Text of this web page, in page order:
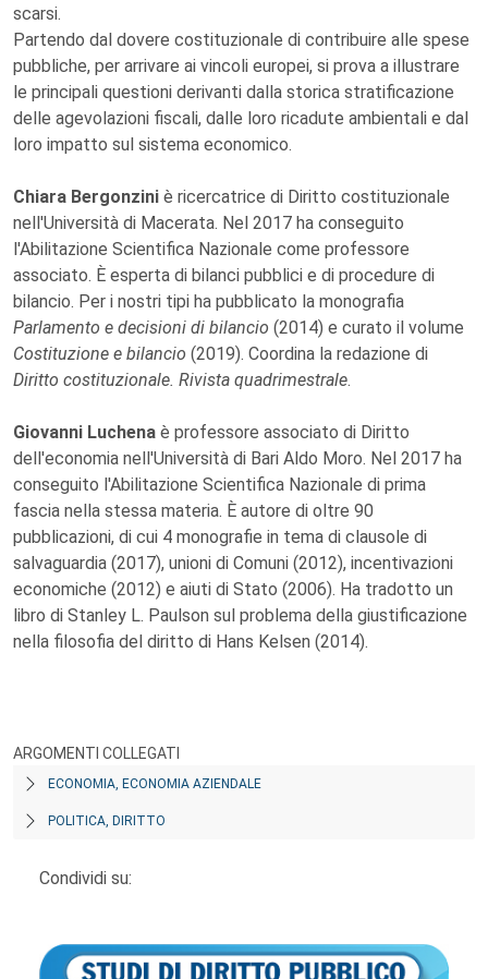
scarsi.
Partendo dal dovere costituzionale di contribuire alle spese
pubbliche, per arrivare ai vincoli europei, si prova a illustrare
le principali questioni derivanti dalla storica stratificazione
delle agevolazioni fiscali, dalle loro ricadute ambientali e dal
loro impatto sul sistema economico.
Chiara Bergonzini è ricercatrice di Diritto costituzionale
nell'Università di Macerata. Nel 2017 ha conseguito
l'Abilitazione Scientifica Nazionale come professore
associato. È esperta di bilanci pubblici e di procedure di
bilancio. Per i nostri tipi ha pubblicato la monografia
Parlamento e decisioni di bilancio (2014) e curato il volume
Costituzione e bilancio (2019). Coordina la redazione di
Diritto costituzionale. Rivista quadrimestrale.
Giovanni Luchena è professore associato di Diritto
dell'economia nell'Università di Bari Aldo Moro. Nel 2017 ha
conseguito l'Abilitazione Scientifica Nazionale di prima
fascia nella stessa materia. È autore di oltre 90
pubblicazioni, di cui 4 monografie in tema di clausole di
salvaguardia (2017), unioni di Comuni (2012), incentivazioni
economiche (2012) e aiuti di Stato (2006). Ha tradotto un
libro di Stanley L. Paulson sul problema della giustificazione
nella filosofia del diritto di Hans Kelsen (2014).
ARGOMENTI COLLEGATI
ECONOMIA, ECONOMIA AZIENDALE
POLITICA, DIRITTO
Condividi su: